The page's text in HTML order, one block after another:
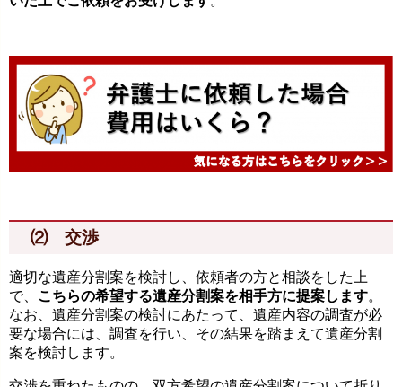
⑵ 交渉
適切な遺産分割案を検討し、依頼者の方と相談をした上
で、 こちらの希望する遺産分割案を相手方に提案します。
なお、遺産分割案の検討にあたって、遺産内容の調査が必
要な場合には、調査を行い、その結果を踏まえて遺産分割
案を検討します。